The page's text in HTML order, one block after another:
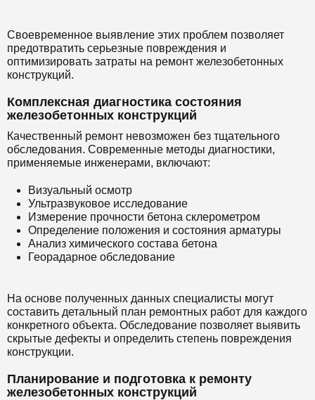
Своевременное выявление этих проблем позволяет
предотвратить серьезные повреждения и
оптимизировать затраты на ремонт железобетонных
конструкций.
Комплексная диагностика состояния
железобетонных конструкций
Качественный ремонт невозможен без тщательного
обследования. Современные методы диагностики,
применяемые инженерами, включают:
Визуальный осмотр
Ультразвуковое исследование
Измерение прочности бетона склерометром
Определение положения и состояния арматуры
Анализ химического состава бетона
Георадарное обследование
На основе полученных данных специалисты могут
составить детальный план ремонтных работ для каждого
конкретного объекта. Обследование позволяет выявить
скрытые дефекты и определить степень повреждения
конструкции.
Планирование и подготовка к ремонту
железобетонных конструкций